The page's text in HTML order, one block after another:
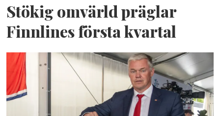
Stökig omvärld präglar
Finnlines första kvartal